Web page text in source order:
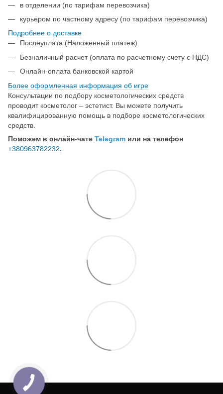
в отделении (по тарифам перевозчика)
курьером по частному адресу (по тарифам перевозчика)
Подробнее о доставке
Послеуплата (Наложенный платеж)
Безналичный расчет (оплата по расчетному счету с НДС)
Онлайн-оплата банковской картой
Более оформленная информация об игре
Консультации по подбору косметологических средств
проводит косметолог – эстетист. Вы можете получить
квалифицированную помощь в подборе косметологических
средств.
Поможем в онлайн-чате Telegram или на телефон
+380963782232.